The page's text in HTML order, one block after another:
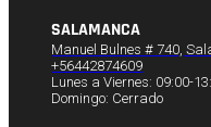
SALAMANCA
Manuel Bulnes # 740,
+56442874609
Lunes a Viernes: 09:00-
Domingo: Cerrado